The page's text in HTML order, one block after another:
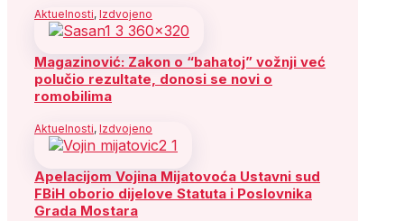
Aktuelnosti, Izdvojeno
Magazinović: Zakon o “bahatoj” vožnji već
polučio rezultate, donosi se novi o
romobilima
Aktuelnosti, Izdvojeno
Apelacijom Vojina Mijatovoća Ustavni sud
FBiH oborio dijelove Statuta i Poslovnika
Grada Mostara